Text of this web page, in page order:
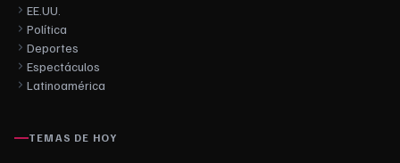
EE.UU.
Política
Deportes
Espectáculos
Latinoamérica
TEMAS DE HOY